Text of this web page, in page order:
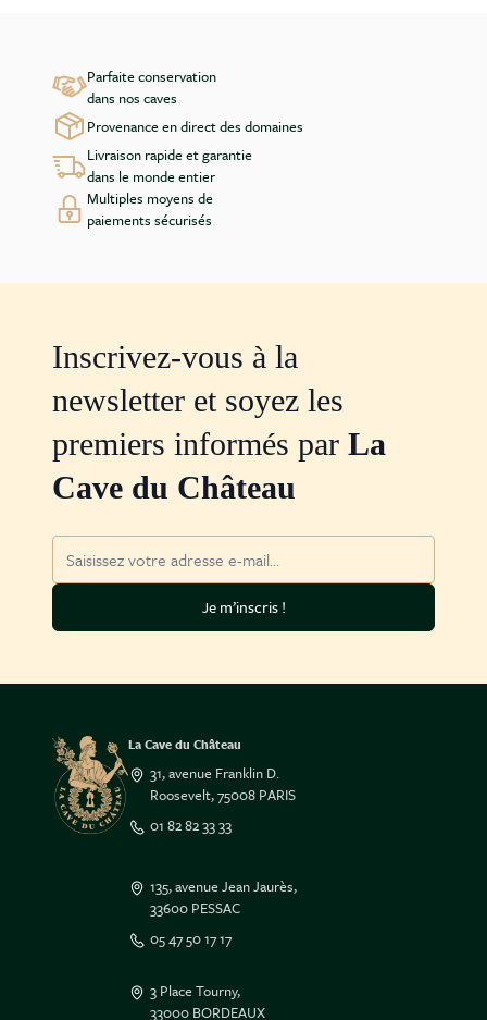
Parfaite conservation
dans nos caves
Provenance en direct des domaines
Livraison rapide et garantie
dans le monde entier
Multiples moyens de
paiements sécurisés
Inscrivez-vous à la
newsletter et soyez les
premiers informés par La
Cave du Château
Je m’inscris !
La Cave du Château
31, avenue Franklin D.
Roosevelt, 75008 PARIS
01 82 82 33 33
135, avenue Jean Jaurès,
33600 PESSAC
05 47 50 17 17
3 Place Tourny,
33000 BORDEAUX